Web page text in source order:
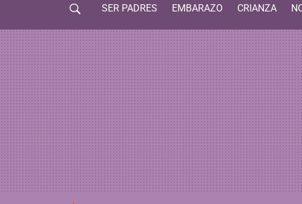
SER PADRES EMBARAZO CRIANZA